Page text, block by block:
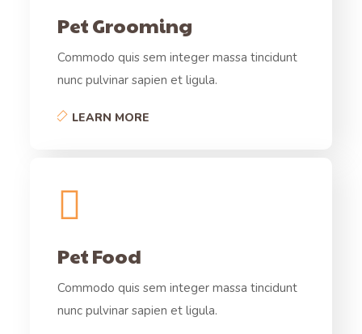
Pet Grooming
Commodo quis sem integer massa tincidunt
nunc pulvinar sapien et ligula.
LEARN MORE
Pet Food
Commodo quis sem integer massa tincidunt
nunc pulvinar sapien et ligula.